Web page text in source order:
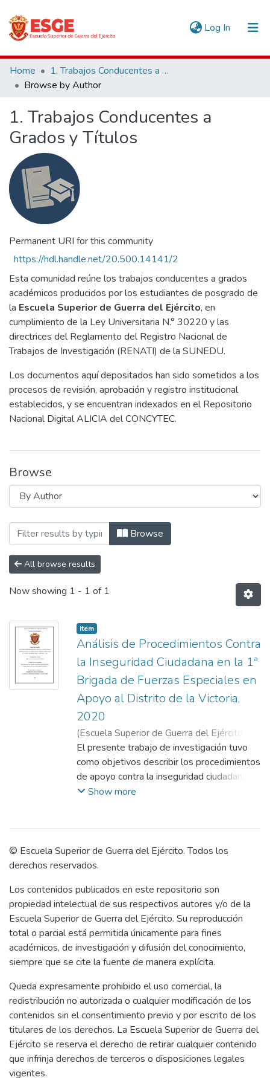
Log In (current)
Communities & Collections
All of DSpace
Home
1. Trabajos Conducentes a Grados y Títulos
Browse by Author
1. Trabajos Conducentes a
Grados y Títulos
Permanent URI for this community
https://hdl.handle.net/20.500.14141/2
Esta comunidad reúne los trabajos conducentes a grados
académicos producidos por los estudiantes de posgrado de
la Escuela Superior de Guerra del Ejército, en
cumplimiento de la Ley Universitaria N.° 30220 y las
directrices del Reglamento del Registro Nacional de
Trabajos de Investigación (RENATI) de la SUNEDU.
Los documentos aquí depositados han sido sometidos a los
procesos de revisión, aprobación y registro institucional
establecidos, y se encuentran indexados en el Repositorio
Nacional Digital ALICIA del CONCYTEC.
Browse
Browsing 1. Trabajos Conducentes a
Browse
All browse results
Now showing 1 - 1 of 1
Item
Análisis de Procedimientos Contra
la Inseguridad Ciudadana en la 1ª
Brigada de Fuerzas Especiales en
Apoyo al Distrito de la Victoria,
2020
(Escuela Superior de Guerra del Ejército.
Escuela de Postgrado,2021-05-11)Acho
Medina, Ronald Vidal;Gallardo Marquina,
Guido;Bedoya Perales, José Alberto
El presente trabajo de investigación tuvo
como objetivos describir los procedimientos
de apoyo contra la inseguridad ciudadana
utilizados por la 1ª Brigada de Fuerzas
Unidad que le permite este apoyo. Para
este fin se planteó una metodología
interpretativo y el tipo de investigación
empírico. En esta perspectiva se eligieron
las técnicas de entrevista y registro
fotográfico. Los datos obtenidos se
analizaron con matrices de contenido que
fueron usadas para la comparación e
interpretación. Luego, de la triangulación se
establecieron tres conclusiones: primero,
existe una constante instrucción
antidisturbios para la adecuada participación
en apoyo a la Policía Nacional del Perú y el
serenazgo del distrito; segundo, del
equipamiento de la 1ª Brigada de Fuerzas
Show more
© Escuela Superior de Guerra del Ejército. Todos los
derechos reservados.
Los contenidos publicados en este repositorio son
propiedad intelectual de sus respectivos autores y/o de la
Escuela Superior de Guerra del Ejército. Su reproducción
total o parcial está permitida únicamente para fines
académicos, de investigación y difusión del conocimiento,
siempre que se cite la fuente de manera explícita.
Queda expresamente prohibido el uso comercial, la
redistribución no autorizada o cualquier modificación de los
contenidos sin el consentimiento previo y por escrito de los
titulares de los derechos. La Escuela Superior de Guerra del
Ejército se reserva el derecho de retirar cualquier contenido
que infrinja derechos de terceros o disposiciones legales
vigentes.